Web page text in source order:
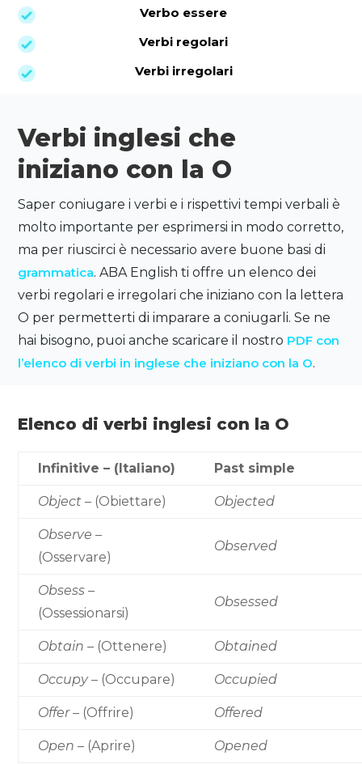
Verbo essere
Verbi regolari
Verbi irregolari
Verbi inglesi che
iniziano con la O
Saper coniugare i verbi e i rispettivi tempi verbali è
molto importante per esprimersi in modo corretto,
ma per riuscirci è necessario avere buone basi di
grammatica. ABA English ti offre un elenco dei
verbi regolari e irregolari che iniziano con la lettera
O per permetterti di imparare a coniugarli. Se ne
hai bisogno, puoi anche scaricare il nostro PDF con
l’elenco di verbi in inglese che iniziano con la O.
Elenco di verbi inglesi con la O
Infinitive – (Italiano) Past simple
Object – (Obiettare) Objected
Observe –
(Osservare)
Observed
Obsess –
(Ossessionarsi)
Obsessed
Obtain – (Ottenere) Obtained
Occupy– (Occupare) Occupied
Offer– (Offrire) Offered
Open – (Aprire) Opened